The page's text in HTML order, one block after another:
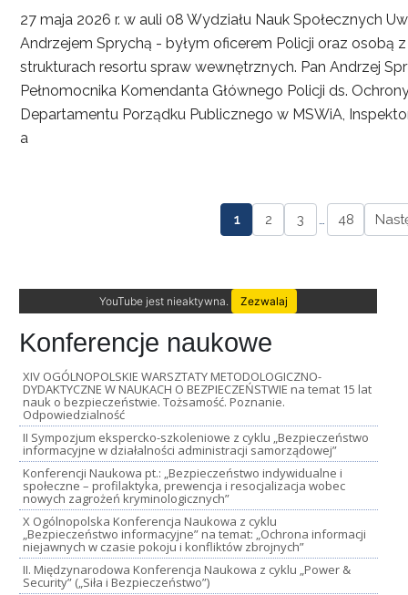
27 maja 2026 r. w auli 08 Wydziału Nauk Społecznych
Andrzejem Sprychą - byłym oficerem Policji oraz osobą
strukturach resortu spraw wewnętrznych. Pan Andrzej
Pełnomocnika Komendanta Głównego Policji ds.
Departamentu Porządku Publicznego w MSWiA,
a
1 2 3 … 48
YouTube jest nieaktywna. Zezwalaj
Konferencje naukowe
XIV OGÓLNOPOLSKIE WARSZTATY METODOLOGICZNO-
DYDAKTYCZNE W NAUKACH O BEZPIECZEŃSTWIE na temat 15 lat
nauk o bezpieczeństwie. Tożsamość. Poznanie.
Odpowiedzialność
II Sympozjum ekspercko-szkoleniowe z cyklu „Bezpieczeństwo
informacyjne w działalności administracji samorządowej”
Konferencji Naukowa pt.: „Bezpieczeństwo indywidualne i
społeczne – profilaktyka, prewencja i resocjalizacja wobec
nowych zagrożeń kryminologicznych”
X Ogólnopolska Konferencja Naukowa z cyklu
„Bezpieczeństwo informacyjne” na temat: „Ochrona informacji
niejawnych w czasie pokoju i konfliktów zbrojnych”
II. Międzynarodowa Konferencja Naukowa z cyklu „Power &
Security” („Siła i Bezpieczeństwo”)